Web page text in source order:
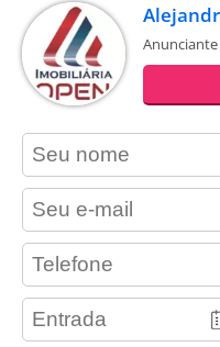
contact_name
contact_email
contact_phone